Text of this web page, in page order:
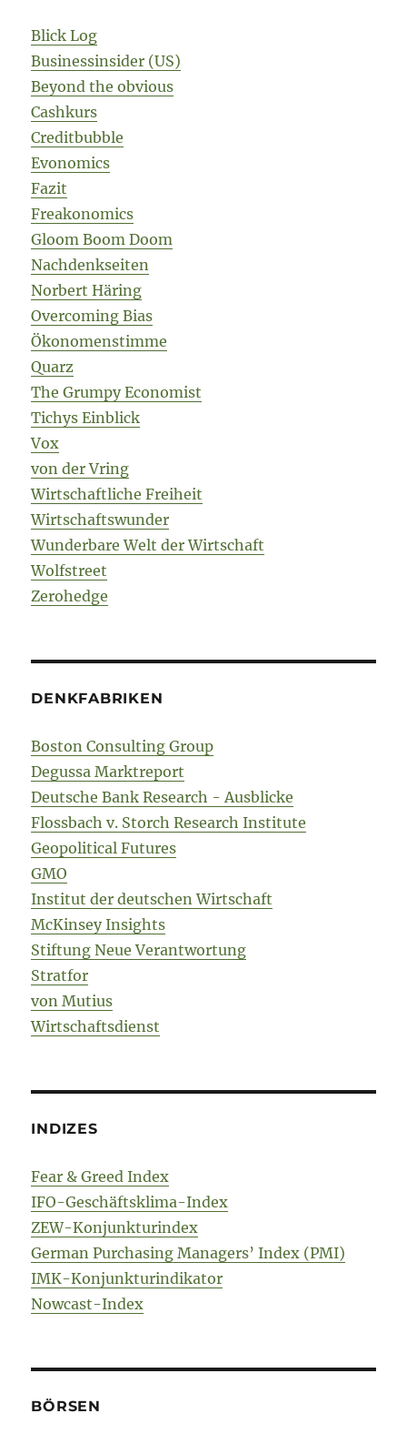
Blick Log
Businessinsider (US)
Beyond the obvious
Cashkurs
Creditbubble
Evonomics
Fazit
Freakonomics
Gloom Boom Doom
Nachdenkseiten
Norbert Häring
Overcoming Bias
Ökonomenstimme
Quarz
The Grumpy Economist
Tichys Einblick
Vox
von der Vring
Wirtschaftliche Freiheit
Wirtschaftswunder
Wunderbare Welt der Wirtschaft
Wolfstreet
Zerohedge
DENKFABRIKEN
Boston Consulting Group
Degussa Marktreport
Deutsche Bank Research - Ausblicke
Flossbach v. Storch Research Institute
Geopolitical Futures
GMO
Institut der deutschen Wirtschaft
McKinsey Insights
Stiftung Neue Verantwortung
Stratfor
von Mutius
Wirtschaftsdienst
INDIZES
Fear & Greed Index
IFO-Geschäftsklima-Index
ZEW-Konjunkturindex
German Purchasing Managers’ Index (PMI)
IMK-Konjunkturindikator
Nowcast-Index
BÖRSEN